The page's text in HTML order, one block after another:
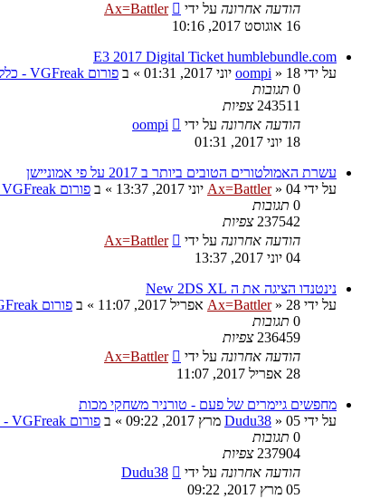
הודעה אחרונה על ידי
Ax=Battler
16 אוגוסט 2017, 10:16
E3 2017 Digital Ticket humblebundle.com
על ידי
oompi » 18 יוני 2017, 01:31 » ב פורום VGFreak - כללי
0 תגובות
243511 צפיות
הודעה אחרונה על ידי
oompi
18 יוני 2017, 01:31
עשרת האמולטורים הטובים ביותר ב 2017 על פי אמוניישן
על ידי
Ax=Battler» 04 יוני 2017, 13:37 » ב פורום VGFreak - כללי
0 תגובות
237542 צפיות
הודעה אחרונה על ידי
Ax=Battler
04 יוני 2017, 13:37
נינטנדו הציגה את ה New 2DS XL
על ידי
Ax=Battler» 28 אפריל 2017, 11:07 » ב פורום VGFreak - כללי
0 תגובות
236459 צפיות
הודעה אחרונה על ידי
Ax=Battler
28 אפריל 2017, 11:07
מחפשים גיימרים של פעם - טורניר משחקי מכות
על ידי
Dudu38 » 05 מרץ 2017, 09:22 » ב פורום VGFreak - כללי
0 תגובות
237904 צפיות
הודעה אחרונה על ידי
Dudu38
05 מרץ 2017, 09:22